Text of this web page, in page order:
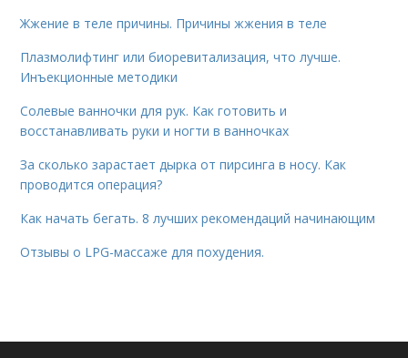
Жжение в теле причины. Причины жжения в теле
Плазмолифтинг или биоревитализация, что лучше.
Инъекционные методики
Солевые ванночки для рук. Как готовить и
восстанавливать руки и ногти в ванночках
За сколько зарастает дырка от пирсинга в носу. Как
проводится операция?
Как начать бегать. 8 лучших рекомендаций начинающим
Отзывы о LPG-массаже для похудения.